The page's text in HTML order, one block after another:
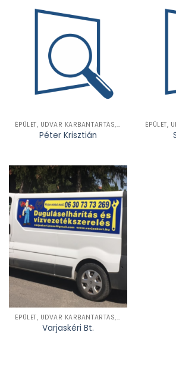
ÉPÜLET, UDVAR KARBANTARTÁS, FELÚJÍTÁS, SZERELÉS
Péter Krisztián
ÉPÜLET, UDVAR KARBANTARTÁS, FELÚJÍTÁS, SZERELÉS
Varjaskéri Bt.